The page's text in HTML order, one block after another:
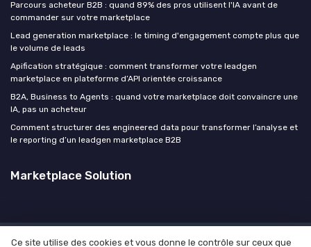
Parcours acheteur B2B : quand 89% des pros utilisent l'IA avant de
commander sur votre marketplace
Lead generation marketplace : le timing d'engagement compte plus que
le volume de leads
Apification stratégique : comment transformer votre leadgen
marketplace en plateforme d’API orientée croissance
B2A, Business to Agents : quand votre marketplace doit convaincre une
IA, pas un acheteur
Comment structurer des engineered data pour transformer l’analyse et
le reporting d’un leadgen marketplace B2B
Marketplace Solution
Ce site utilise des cookies et vous donne le contrôle sur ceux que